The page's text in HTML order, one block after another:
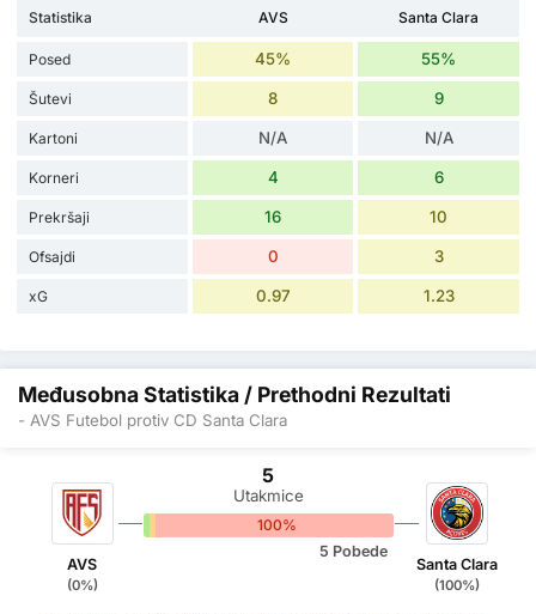
Statistika AVS Santa Clara
Posed 45% 55%
Šutevi 8 9
Kartoni N/A N/A
Korneri 4 6
Prekršaji 16 10
Ofsajdi 0 3
xG 0.97 1.23
Međusobna Statistika / Prethodni Rezultati
- AVS Futebol protiv CD Santa Clara
AVS
(0%)
5
Utakmice
100%
5 Pobede
Santa Clara
(100%)